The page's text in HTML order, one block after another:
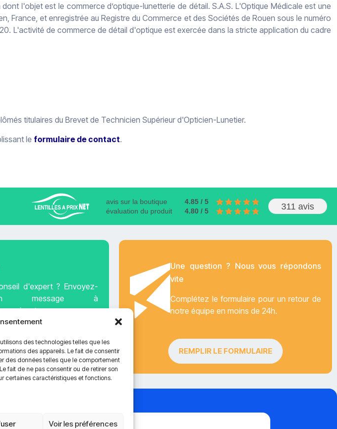
des technologies telles que les
des appareils. Le fait de consentir
des données telles que le comportement
fait de ne pas consentir ou de retirer son
certaines caractéristiques et fonctions.
Voir les préférences
l'objet est le commerce d’optique-lunetterie de détail. S.A.S. L'Optique Médicale est une
France, et enregistrée au Registre du Commerce et des Sociétés de Rouen sous le numéro
L'activité de commerce de détail d'optique est exercée dans la stricte application du cadre
titulaires du Brevet de Technicien Supérieur d'Opticien-Lunetier.
le formulaire de contact.
avis sur la boutique
4.85 / 5
évaluation du produit
4.80 / 5 311 avis
d'expert ? Envoyez-
message à
Une question ? Nous vous répondons
vite
Complétez le formulaire pour un retour de
notre équipe en moins de 24h.
REMPLIR LE FORMULAIRE